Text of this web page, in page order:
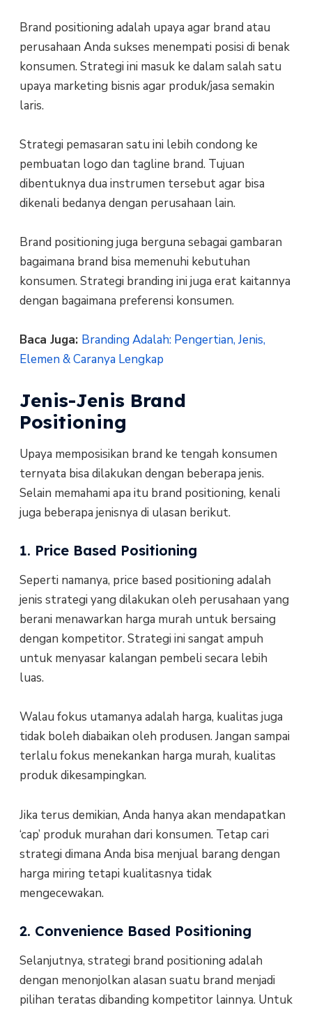
Brand positioning adalah upaya agar brand atau
perusahaan Anda sukses menempati posisi di benak
konsumen. Strategi ini masuk ke dalam salah satu
upaya marketing bisnis agar produk/jasa semakin
laris.
Strategi pemasaran satu ini lebih condong ke
pembuatan logo dan tagline brand. Tujuan
dibentuknya dua instrumen tersebut agar bisa
dikenali bedanya dengan perusahaan lain.
Brand positioning juga berguna sebagai gambaran
bagaimana brand bisa memenuhi kebutuhan
konsumen. Strategi branding ini juga erat kaitannya
dengan bagaimana preferensi konsumen.
Baca Juga: Branding Adalah: Pengertian, Jenis,
Elemen & Caranya Lengkap
Jenis-Jenis Brand
Positioning
Upaya memposisikan brand ke tengah konsumen
ternyata bisa dilakukan dengan beberapa jenis.
Selain memahami apa itu brand positioning, kenali
juga beberapa jenisnya di ulasan berikut.
1. Price Based Positioning
Seperti namanya, price based positioning adalah
jenis strategi yang dilakukan oleh perusahaan yang
berani menawarkan harga murah untuk bersaing
dengan kompetitor. Strategi ini sangat ampuh
untuk menyasar kalangan pembeli secara lebih
luas.
Walau fokus utamanya adalah harga, kualitas juga
tidak boleh diabaikan oleh produsen. Jangan sampai
terlalu fokus menekankan harga murah, kualitas
produk dikesampingkan.
Jika terus demikian, Anda hanya akan mendapatkan
‘cap’ produk murahan dari konsumen. Tetap cari
strategi dimana Anda bisa menjual barang dengan
harga miring tetapi kualitasnya tidak
mengecewakan.
2. Convenience Based Positioning
Selanjutnya, strategi brand positioning adalah
dengan menonjolkan alasan suatu brand menjadi
pilihan teratas dibanding kompetitor lainnya. Untuk